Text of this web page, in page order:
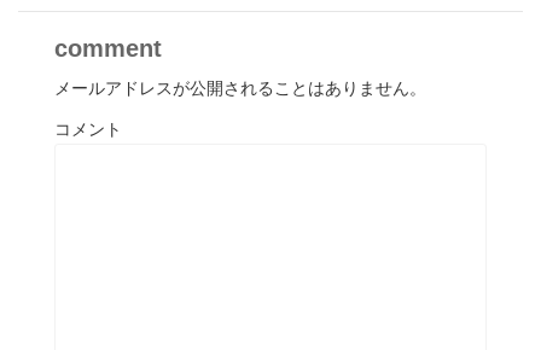
comment
メールアドレスが公開されることはありません。
コメント